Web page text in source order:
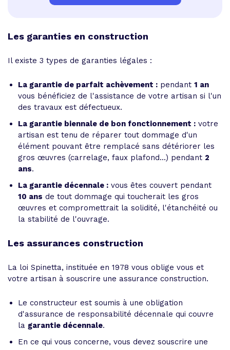
Les garanties en construction
Il existe 3 types de garanties légales :
La garantie de parfait achèvement : pendant 1 an
vous bénéficiez de l'assistance de votre artisan si l'un
des travaux est défectueux.
La garantie biennale de bon fonctionnement : votre
artisan est tenu de réparer tout dommage d'un
élément pouvant être remplacé sans détériorer les
gros œuvres (carrelage, faux plafond...) pendant 2
ans.
La garantie décennale : vous êtes couvert pendant
10 ans de tout dommage qui toucherait les gros
œuvres et compromettrait la solidité, l'étanchéité ou
la stabilité de l'ouvrage.
Les assurances construction
La loi Spinetta, instituée en 1978 vous oblige vous et
votre artisan à souscrire une assurance construction.
Le constructeur est soumis à une obligation
d'assurance de responsabilité décennale qui couvre
la garantie décennale.
En ce qui vous concerne, vous devez souscrire une